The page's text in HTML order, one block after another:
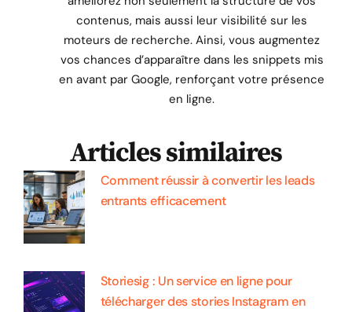
Articles similaires
Comment réussir à convertir les leads
entrants efficacement
Storiesig : Un service en ligne pour
télécharger des stories Instagram en
contenus, mais aussi leur visibilité sur les
moteurs de recherche. Ainsi, vous augmentez
vos chances d’apparaître dans les snippets mis
en avant par Google, renforçant votre présence
en ligne.